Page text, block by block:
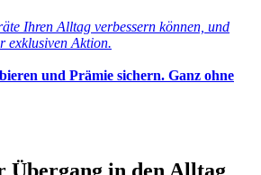
Ihren Alltag verbessern können, und
exklusiven Aktion.
und Prämie sichern. Ganz ohne